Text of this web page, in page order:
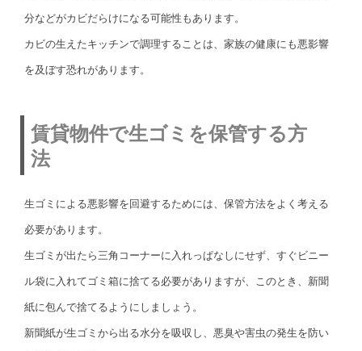
分などがカビだらけになる可能性もあります。
カビの生えたキッチンで調理することは、家族の健康にも悪影響
を及ぼす恐れがあります。
賃貸物件で生ゴミを保管する方
法
生ゴミによる悪影響を回避するためには、保管方法をよく考える
必要があります。
生ゴミが出たら三角コーナーに入れっぱなしにせず、すぐビニー
ル袋に入れてゴミ箱に捨てる必要がありますが、このとき、新聞
紙に包んで捨てるようにしましょう。
新聞紙が生ゴミから出る水分を吸収し、悪臭や害虫の発生を防い